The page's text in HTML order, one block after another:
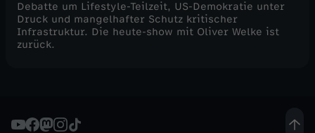
Debatte um Lifestyle-Teilzeit, US-Demokratie unter
Druck und mangelhafter Schutz kritischer
Infrastruktur. Die heute-show mit Oliver Welke ist
zurück.